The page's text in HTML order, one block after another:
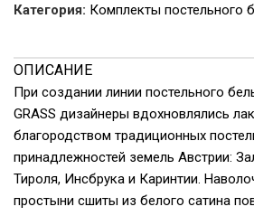
Категория: Комплекты постельного
ОПИСАНИЕ
При создании линии постельного
GRASS дизайнеры вдохновлялись
благородством традиционных
принадлежностей земель Австрии:
Тироля, Инсбрука и Каринтии.
простыни сшиты из белого сатина